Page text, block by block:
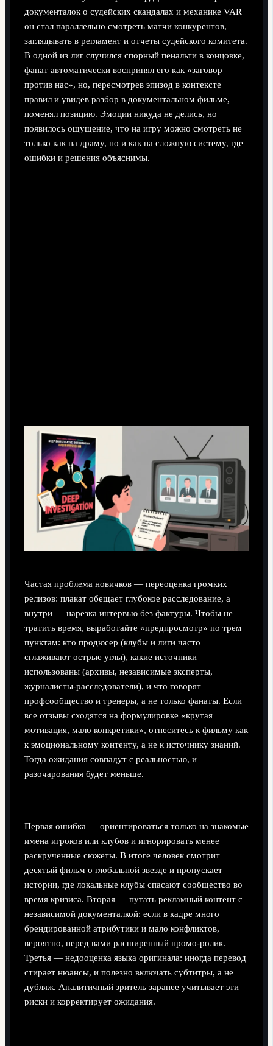
документалок о судейских скандалах и механике VAR
он стал параллельно смотреть матчи конкурентов,
заглядывать в регламент и отчеты судейского комитета.
В одной из лиг случился спорный пенальти в концовке,
фанат автоматически воспринял его как «заговор
против нас», но, пересмотрев эпизод в контексте
правил и увидев разбор в документальном фильме,
поменял позицию. Эмоции никуда не делись, но
появилось ощущение, что на игру можно смотреть не
только как на драму, но и как на сложную систему, где
ошибки и решения объяснимы.
Частая проблема новичков — переоценка громких
релизов: плакат обещает глубокое расследование, а
внутри — нарезка интервью без фактуры. Чтобы не
тратить время, выработайте «предпросмотр» по трем
пунктам: кто продюсер (клубы и лиги часто
сглаживают острые углы), какие источники
использованы (архивы, независимые эксперты,
журналисты-расследователи), и что говорят
профсообщество и тренеры, а не только фанаты. Если
все отзывы сходятся на формулировке «крутая
мотивация, мало конкретики», отнеситесь к фильму как
к эмоциональному контенту, а не к источнику знаний.
Тогда ожидания совпадут с реальностью, и
разочарования будет меньше.
Первая ошибка — ориентироваться только на знакомые
имена игроков или клубов и игнорировать менее
раскрученные сюжеты. В итоге человек смотрит
десятый фильм о глобальной звезде и пропускает
истории, где локальные клубы спасают сообщество во
время кризиса. Вторая — путать рекламный контент с
независимой документалкой: если в кадре много
брендированной атрибутики и мало конфликтов,
вероятно, перед вами расширенный промо‑ролик.
Третья — недооценка языка оригинала: иногда перевод
стирает нюансы, и полезно включать субтитры, а не
дубляж. Аналитичный зритель заранее учитывает эти
риски и корректирует ожидания.